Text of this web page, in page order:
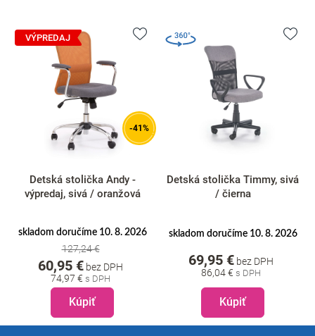
VÝPREDAJ
-41%
Detská stolička Andy -
výpredaj, sivá / oranžová
skladom doručíme 10. 8. 2026
127,24 €
74,97 €
60,95 € bez DPH
Kúpiť
Detská stolička Timmy, sivá
/ čierna
skladom doručíme 10. 8. 2026
86,04 €
69,95 € bez DPH
Kúpiť